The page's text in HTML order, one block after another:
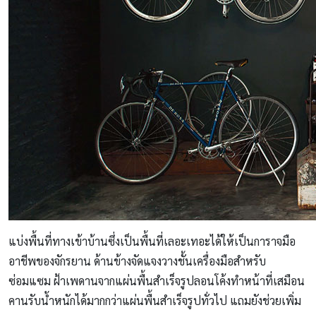
แบ่งพื้นที่ทางเข้าบ้านซึ่งเป็นพื้นที่เลอะเทอะได้ให้เป็นการาจมือ
อาชีพของจักรยาน ด้านข้างจัดแจงวางชั้นเครื่องมือสำหรับ
ซ่อมแซม ฝ้าเพดานจากแผ่นพื้นสําเร็จรูปลอนโค้งทําหน้าที่เสมือน
คานรับน้ำหนักได้มากกว่าแผ่นพื้นสําเร็จรูปทั่วไป แถมยังช่วยเพิ่ม